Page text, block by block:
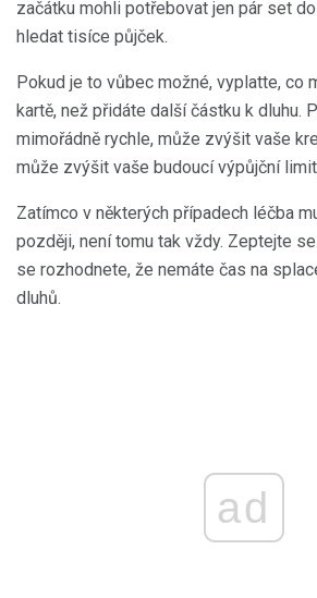
začátku mohli potřebovat jen pár set
hledat tisíce půjček.
Pokud je to vůbec možné, vyplatte, co
kartě, než přidáte další částku k dluhu.
mimořádně rychle, může zvýšit vaše
může zvýšit vaše budoucí výpůjční
Zatímco v některých případech léčba
později, není tomu tak vždy. Zeptejte
se rozhodnete, že nemáte čas na
dluhů.
ad